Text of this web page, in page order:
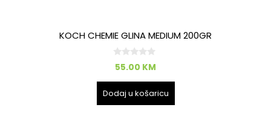
KOCH CHEMIE GLINA MEDIUM 200GR
0
o55.00 KM
Dodaj u košaricu